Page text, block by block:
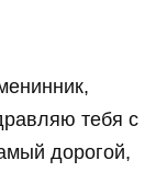
тебя с
дорогой,